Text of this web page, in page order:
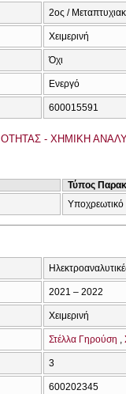
2ος /
Χειμερινή
Όχι
Ενεργό
600015591
- ΧΗΜΙΚΗ
Τύπος
Υποχρεωτικό
2021 – 2022
Χειμερινή
Στέλλα Γηρούση
3
600202345